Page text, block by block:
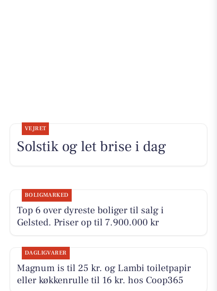
VEJRET
Solstik og let brise i dag
BOLIGMARKED
Top 6 over dyreste boliger til salg i
Gelsted. Priser op til 7.900.000 kr
DAGLIGVARER
Magnum is til 25 kr. og Lambi toiletpapir
eller køkkenrulle til 16 kr. hos Coop365